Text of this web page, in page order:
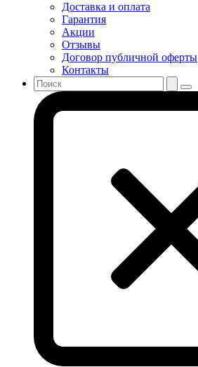
Доставка и оплата
Гарантия
Акции
Отзывы
Договор публичной оферты
Контакты